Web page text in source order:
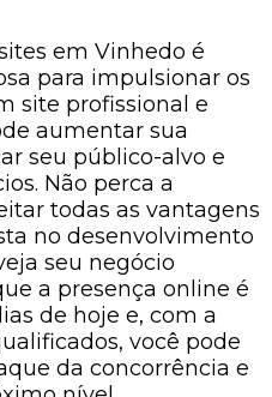
em Vinhedo é
para impulsionar os
site profissional e
aumentar sua
seu público-alvo e
Não perca a
todas as vantagens
no desenvolvimento
seu negócio
a presença online é
de hoje e, com a
você pode
da concorrência e